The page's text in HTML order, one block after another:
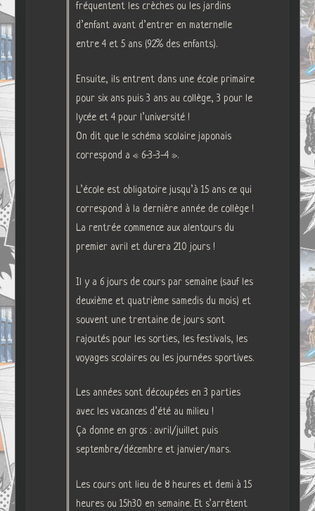
fréquentent les crèches ou les jardins
d’enfant avant d’entrer en maternelle
entre 4 et 5 ans (92% des enfants).
Ensuite, ils entrent dans une école primaire
pour six ans puis 3 ans au collège, 3 pour le
lycée et 4 pour l’université !
On dit que le schéma scolaire japonais
correspond a « 6-3-3-4 ».
L’école est obligatoire jusqu’à 15 ans ce qui
correspond à la dernière année de collège !
La rentrée commence aux alentours du
premier avril et durera 210 jours !
Il y a 6 jours de cours par semaine (sauf les
deuxième et quatrième samedis du mois) et
souvent une trentaine de jours sont
rajoutés pour les sorties, les festivals, les
voyages scolaires ou les journées sportives.
Les années sont découpées en 3 parties
avec les vacances d’été au milieu !
Ça donne en gros : avril/juillet puis
septembre/décembre et janvier/mars.
Les cours ont lieu de 8 heures et demi à 15
heures ou 15h30 en semaine. Et s’arrêtent